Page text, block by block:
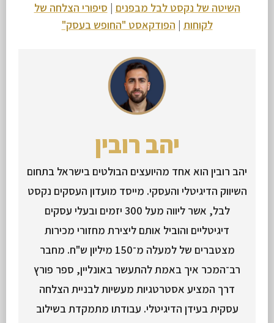
השיטה של נקסט לבל מבפנים | סיפורי הצלחה של
לקוחות | הפודקאסט "החופש בעסק"
יהב רובין
יהב רובין הוא אחד מהיועצים הבולטים בישראל בתחום
השיווק הדיגיטלי והעסקי. מייסד מועדון העסקים נקסט
לבל, אשר ליווה מעל 300 יזמים ובעלי עסקים
דיגיטליים והוביל אותם ליצירת מחזורי מכירות
מצטברים של למעלה מ־150 מיליון ש"ח. מחבר
רב־המכר איך באמת להתעשר באונליין, ספר פורץ
דרך המציע אסטרטגיות מעשיות לבניית הצלחה
עסקית בעידן הדיגיטלי. עבודתו מתמקדת בשילוב